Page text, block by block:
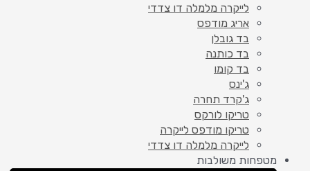
לייקרה מלמלה דו צדדי
אריג מודפס
בד גובלן
בד כותנה
בד קומו
ג'ינס
ג'קרד תחרה
טריקו לורקס
טריקו מודפס לייקרה
לייקרה מלמלה דו צדדי
מטפחות משולבות